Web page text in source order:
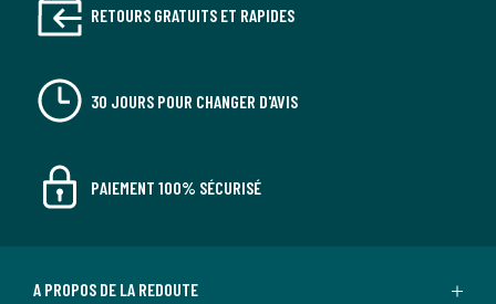
RETOURS GRATUITS ET RAPIDES
30 JOURS POUR CHANGER D'AVIS
PAIEMENT 100% SÉCURISÉ
A PROPOS DE LA REDOUTE